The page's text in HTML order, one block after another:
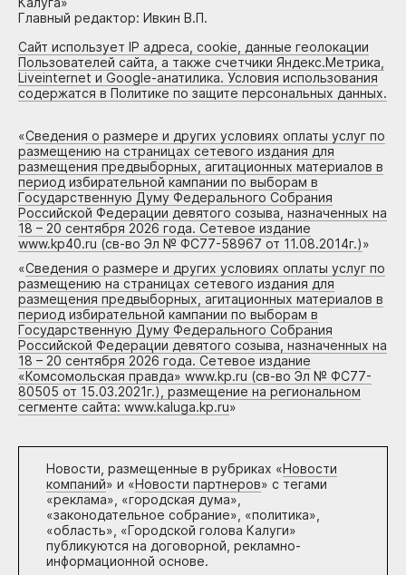
Главный редактор: Ивкин В.П.
Сайт использует IP адреса, cookie, данные геолокации
Пользователей сайта, а также счетчики Яндекс.Метрика,
Liveinternet и Google-анатилика. Условия использования
содержатся в Политике по защите персональных данных.
«Сведения о размере и других условиях оплаты услуг по
размещению на страницах сетевого издания для
размещения предвыборных, агитационных материалов в
период избирательной кампании по выборам в
Государственную Думу Федерального Собрания
Российской Федерации девятого созыва, назначенных на
18 – 20 сентября 2026 года. Сетевое издание
www.kp40.ru (св-во Эл № ФС77-58967 от 11.08.2014г.)»
«Сведения о размере и других условиях оплаты услуг по
размещению на страницах сетевого издания для
размещения предвыборных, агитационных материалов в
период избирательной кампании по выборам в
Государственную Думу Федерального Собрания
Российской Федерации девятого созыва, назначенных на
18 – 20 сентября 2026 года. Сетевое издание
«Комсомольская правда» www.kp.ru (св-во Эл № ФС77-
80505 от 15.03.2021г.), размещение на региональном
сегменте сайта: www.kaluga.kp.ru»
Новости, размещенные в рубриках «Новости
компаний» и «Новости партнеров» с тегами
«реклама», «городская дума»,
«законодательное собрание», «политика»,
«область», «Городской голова Калуги»
публикуются на договорной, рекламно-
информационной основе.